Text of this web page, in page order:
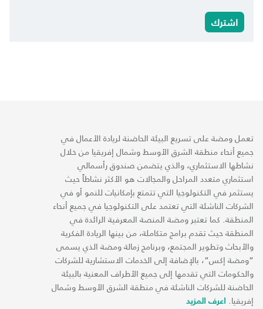
اشترك
تعمل ومضة على تسريع البيئة الحاضنة لريادة الأعمال في
جميع أنحاء منطقة الشرق الأوسط وشمال إفريقيا من خلال
نشاطها الاستثماري، والذي يتضمن صندوق رأسمالي
استثماري متعدد المراحل والمجالات هو الأكثر نشاطاً حيث
يستثمر في التكنولوجيا التي تتمتع بإمكانيات للنمو أو في
الشركات الناشئة التي تعتمد على التكنولوجيا في جميع أنحاء
المنطقة. كما تعتبر ومضة المنصة المعرفية الرائدة في
المنطقة حيث تقدم برامج متكاملة، من بينها الريادة الفكرية
والأبحاث وتطوير المجتمع، وبرنامج زمالة ومضة الذي يسمى
“ومضة إكس“، بالإضافة إلى الخدمات الاستشارية للشركات
والحكومات التي تقدمها إلى جميع الأطراف المعنية بالبيئة
الحاضنة للشركات الناشئة في منطقة الشرق الأوسط وشمال
إفريقيا. اعرف المزيد